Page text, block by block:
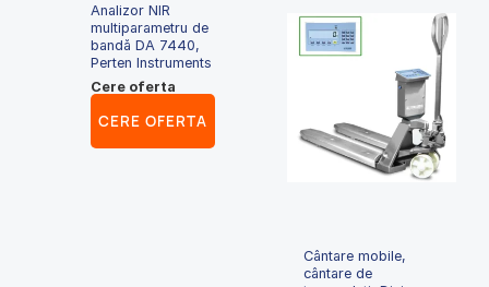
Analizor NIR
multiparametru de
bandă DA 7440,
Perten Instruments
Cere oferta
CERE OFERTA
Cântare mobile,
cântare de